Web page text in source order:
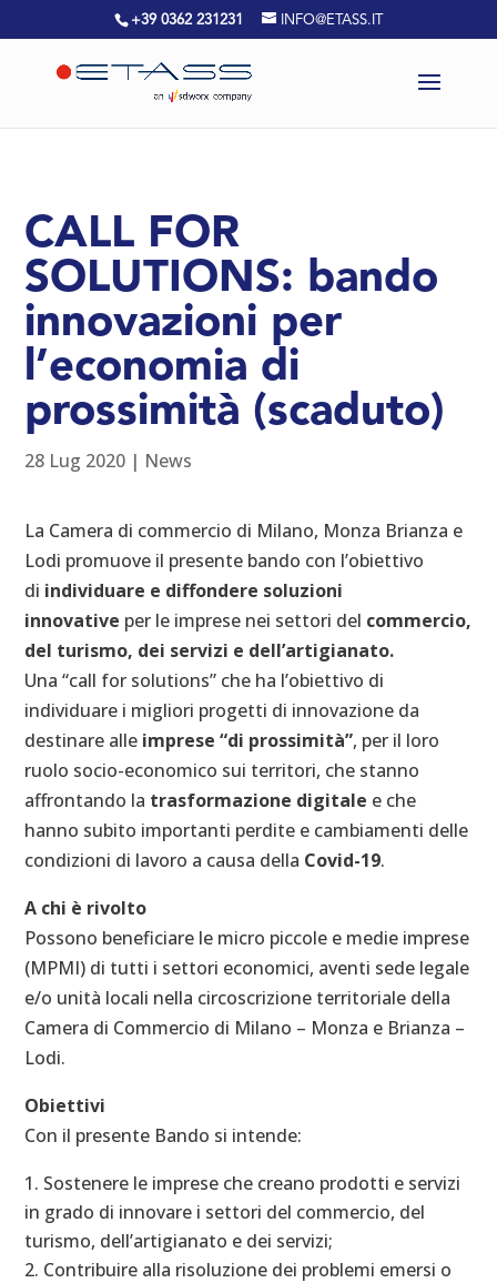
+39 0362 231231 INFO@ETASS.IT
CALL FOR
SOLUTIONS: bando
innovazioni per
l’economia di
prossimità (scaduto)
28 Lug 2020 | News
La Camera di commercio di Milano, Monza Brianza e
Lodi promuove il presente bando con l’obiettivo
di individuare e diffondere soluzioni
innovative per le imprese nei settori del commercio,
del turismo, dei servizi e dell’artigianato.
Una “call for solutions” che ha l’obiettivo di
individuare i migliori progetti di innovazione da
destinare alle imprese “di prossimità”, per il loro
ruolo socio-economico sui territori, che stanno
affrontando la trasformazione digitale e che
hanno subito importanti perdite e cambiamenti delle
condizioni di lavoro a causa della Covid-19.
A chi è rivolto
Possono beneficiare le micro piccole e medie imprese
(MPMI) di tutti i settori economici, aventi sede legale
e/o unità locali nella circoscrizione territoriale della
Camera di Commercio di Milano – Monza e Brianza –
Lodi.
Obiettivi
Con il presente Bando si intende:
Sostenere le imprese che creano prodotti e servizi
in grado di innovare i settori del commercio, del
turismo, dell’artigianato e dei servizi;
Contribuire alla risoluzione dei problemi emersi o